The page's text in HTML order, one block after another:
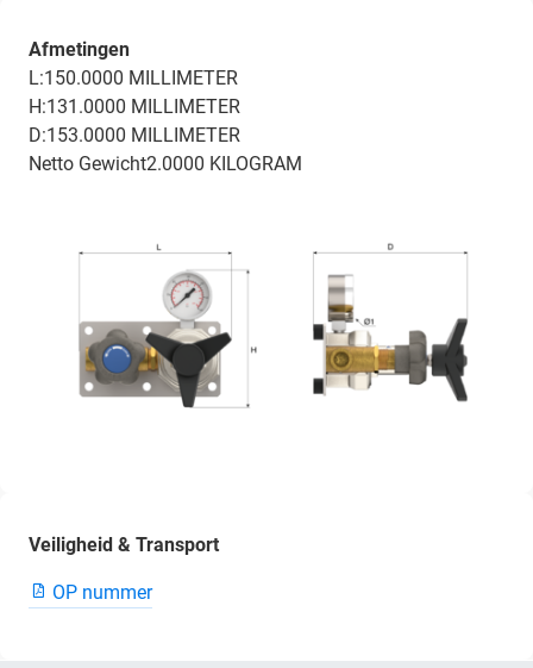
Afmetingen
L:150.0000 MILLIMETER
H:131.0000 MILLIMETER
D:153.0000 MILLIMETER
Netto Gewicht2.0000 KILOGRAM
Veiligheid & Transport
OP nummer